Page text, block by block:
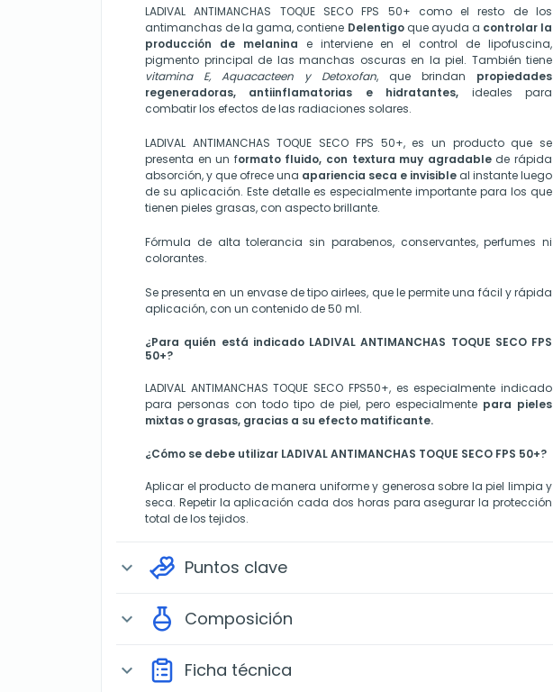
LADIVAL ANTIMANCHAS TOQUE SECO FPS 50+ como el resto de los
antimanchas de la gama, contiene Delentigoque ayuda a controlar la
producción de melanina e interviene en el control de lipofuscina,
pigmento principal de las manchas oscuras en la piel. También tiene
vitamina E, Aquacacteen
y Detoxofan, que brindan propiedades
regeneradoras, antiinflamatorias e hidratantes, ideales para
combatir los efectos de las radiaciones solares.
LADIVAL ANTIMANCHAS TOQUE SECO FPS 50+, es un producto que se
presenta en un formato fluido, con textura muy agradablede rápida
absorción, y que ofrece una apariencia seca e invisible al instante luego
de su aplicación. Este detalle es especialmente importante para los que
tienen pieles grasas, con aspecto brillante.
Fórmula de alta tolerancia sin parabenos, conservantes, perfumes ni
colorantes.
Se presenta en un envase de tipo airlees, que le permite una fácil y rápida
aplicación, con un contenido de 50 ml.
¿Para quién está indicado LADIVAL ANTIMANCHAS TOQUE SECO FPS
50+?
LADIVAL ANTIMANCHAS TOQUE SECO FPS50+, es especialmente indicado
para personas con todo tipo de piel, pero especialmente para pieles
mixtas o grasas, gracias a su efecto matificante.
¿Cómo se debe utilizar LADIVAL ANTIMANCHAS TOQUE SECO FPS 50+?
Aplicar el producto de manera uniforme y generosa sobre la piel limpia y
seca. Repetir la aplicación cada dos horas para asegurar la protección
total de los tejidos.
expand_more Puntos clave
expand_more Composición
expand_more Ficha técnica